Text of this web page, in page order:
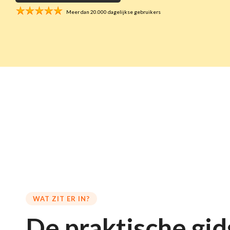
Meer dan 20.000 dagelijkse gebruikers
WAT ZIT ER IN?